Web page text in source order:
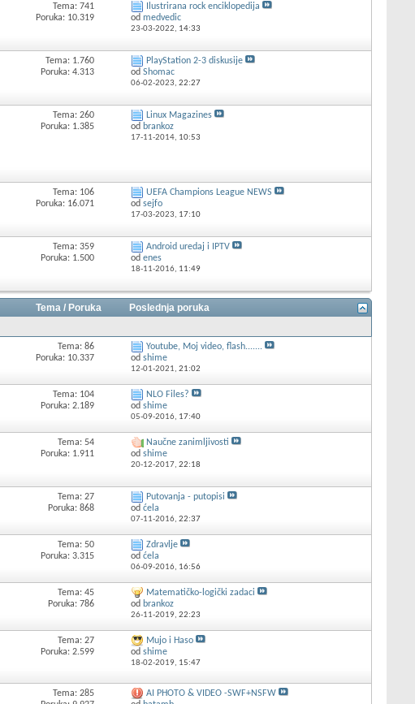
Tema: 741
Poruka: 10.319
Ilustrirana rock enciklopedija
od medvedic
23-03-2022, 14:33
Tema: 1.760
Poruka: 4.313
PlayStation 2-3 diskusije
od Shomac
06-02-2023, 22:27
Tema: 260
Poruka: 1.385
Linux Magazines
od brankoz
17-11-2014, 10:53
Tema: 106
Poruka: 16.071
UEFA Champions League NEWS
od sejfo
17-03-2023, 17:10
Tema: 359
Poruka: 1.500
Android uredaj i IPTV
od enes
18-11-2016, 11:49
Tema / Poruka
Poslednja poruka
Tema: 86
Poruka: 10.337
Youtube, Moj video, flash.......
od shime
12-01-2021, 21:02
Tema: 104
Poruka: 2.189
NLO Files?
od shime
05-09-2016, 17:40
Tema: 54
Poruka: 1.911
Naučne zanimljivosti
od shime
20-12-2017, 22:18
Tema: 27
Poruka: 868
Putovanja - putopisi
od ćela
07-11-2016, 22:37
Tema: 50
Poruka: 3.315
Zdravlje
od ćela
06-09-2016, 16:56
Tema: 45
Poruka: 786
Matematičko-logički zadaci
od brankoz
26-11-2019, 22:23
Tema: 27
Poruka: 2.599
Mujo i Haso
od shime
18-02-2019, 15:47
Tema: 285
AI PHOTO & VIDEO -SWF+NSFW